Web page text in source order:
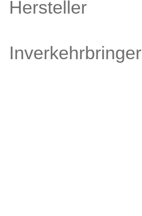
Hersteller
Inverkehrbringer